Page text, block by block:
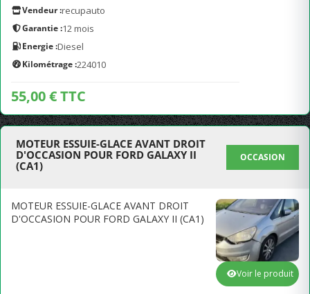
Vendeur :recupauto
Garantie :12 mois
Energie :Diesel
Kilométrage :224010
55,00 € TTC
MOTEUR ESSUIE-GLACE AVANT DROIT
D'OCCASION POUR FORD GALAXY II
(CA1)
OCCASION
MOTEUR ESSUIE-GLACE AVANT DROIT
D'OCCASION POUR FORD GALAXY II (CA1)
Voir le produit